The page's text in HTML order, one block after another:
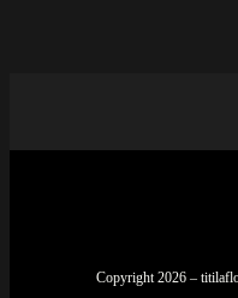
Copyright 2026 –